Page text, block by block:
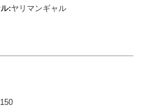
:ヤリマンギャル